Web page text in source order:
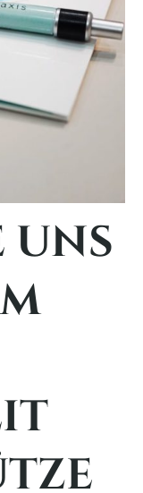
uns